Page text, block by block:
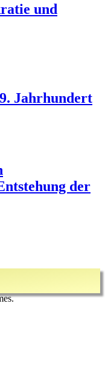
und
Jahrhundert
der